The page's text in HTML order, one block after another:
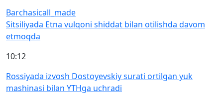
Barchasicall_made
Sitsiliyada Etna vulqoni shiddat bilan otilishda davom
etmoqda
10:12
Rossiyada izvosh Dostoyevskiy surati ortilgan yuk
mashinasi bilan YTHga uchradi